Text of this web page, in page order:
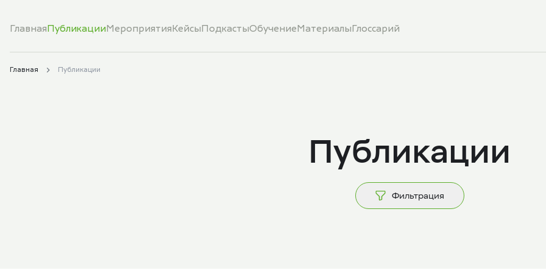
Главная Публикации Мероприятия Кейсы ПодкастыОбучение Материалы Глоссарий
Главная Публикации
Публикации
Фильтрация